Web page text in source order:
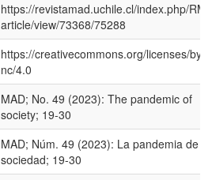
https://revistamad.uchile.cl/index.php/
article/view/73368/75288
https://creativecommons.org/licenses/by-
nc/4.0
MAD; No. 49 (2023): The pandemic of
society; 19-30
MAD; Núm. 49 (2023): La pandemia de la
sociedad; 19-30